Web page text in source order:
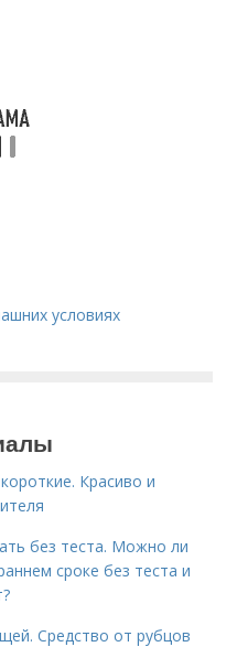
условиях
Красиво и
без теста. Можно ли
сроке без теста и
Средство от рубцов